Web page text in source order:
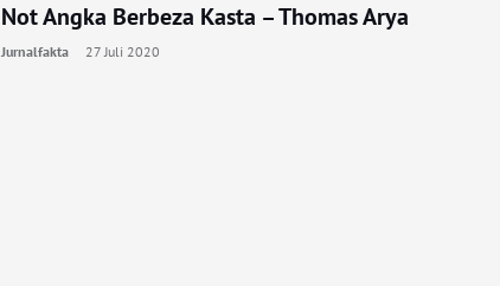
Not Angka Berbeza Kasta – Thomas Arya
Jurnalfakta 27 Juli 2020